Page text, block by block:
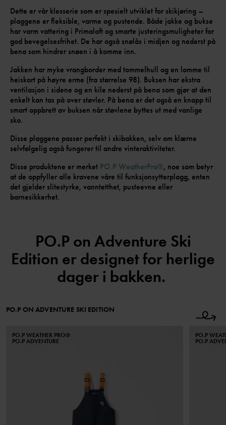
Dette er vår klesserie som er spesielt utviklet for skikjøring –
plaggene er fleksible, varme og pustende. Både jakke og bukse
har varm vattering i Primaloft og smarte justeringsmuligheter for
god bevegelsesfrihet. De har også snølås i midjen og nederst på
bena som hindrer snøen i å komme inn.
Jakken har myke vrangborder med tommelhull og en lomme til
heiskort på høyre erme (fra størrelse 98). Buksen har ekstra
ventilasjon i sidene og en kile nederst på bena som gjør at den
enkelt kan tas på over støvler. På bena er det også en knapp til
smart oppbrett av buksen når støvlene byttes ut med vanlige
sko.
Disse plaggene passer perfekt i skibakken, selv om klærne
selvfølgelig også fungerer til andre vinteraktiviteter.
Disse produktene er merket PO.P WeatherPro®, noe som betyr
at de oppfyller alle kravene våre til funksjonsytterplagg, enten
det gjelder slitestyrke, vanntetthet, pusteevne eller
barnesikkerhet.
PO.P on Adventure Ski
Edition er designet for herlige
dager i bakken.
PO.P ON ADVENTURE SKI EDITION
PO.P WEATHER PRO®
PO.P ADVENTURE
PO.P
PO.P